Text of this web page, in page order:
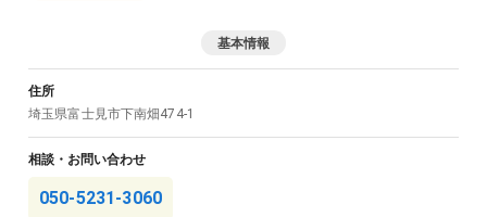
基本情報
住所
埼玉県富士見市下南畑474-1
相談・お問い合わせ
050-5231-3060